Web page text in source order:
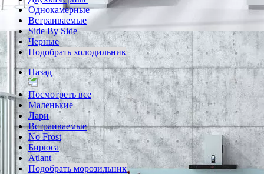
Однокамерные
Встраиваемые
Side By Side
Черные
Подобрать холодильник
Назад
Посмотреть все
Маленькие
Лари
Встраиваемые
No Frost
Бирюса
Atlant
Подобрать морозильник